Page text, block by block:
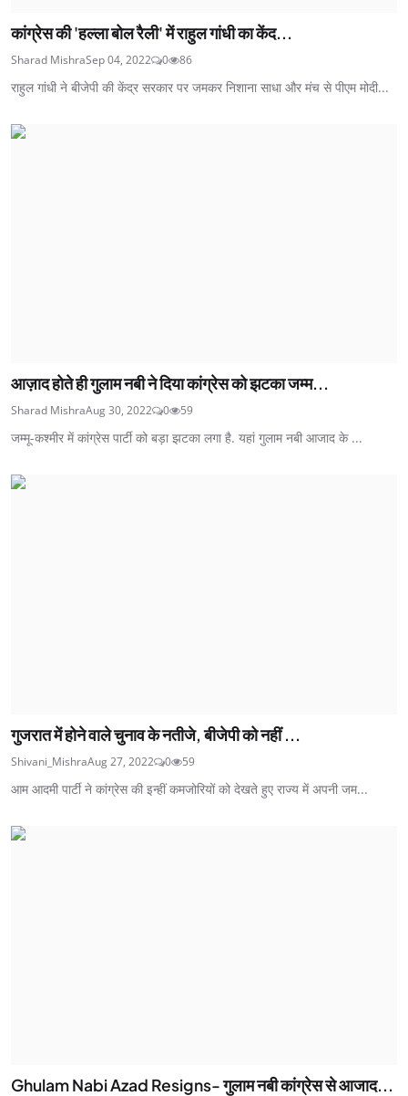
कांग्रेस की 'हल्ला बोल रैली' में राहुल गांधी का केंद...
Sharad MishraSep 04, 2022 0 86
राहुल गांधी ने बीजेपी की केंद्र सरकार पर जमकर निशाना साधा और मंच से पीएम मोदी...
आज़ाद होते ही गुलाम नबी ने दिया कांग्रेस को झटका जम्म...
Sharad MishraAug 30, 2022 0 59
जम्मू-कश्मीर में कांग्रेस पार्टी को बड़ा झटका लगा है. यहां गुलाम नबी आजाद के ...
गुजरात में होने वाले चुनाव के नतीजे, बीजेपी को नहीं ...
Shivani_MishraAug 27, 2022 0 59
आम आदमी पार्टी ने कांग्रेस की इन्हीं कमजोरियों को देखते हुए राज्य में अपनी जम...
Ghulam Nabi Azad Resigns- गुलाम नबी कांग्रेस से आजाद...